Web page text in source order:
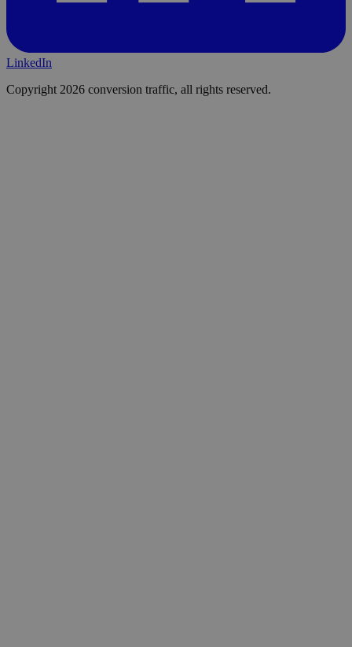
LinkedIn
Copyright 2026 conversion traffic, all rights reserved.